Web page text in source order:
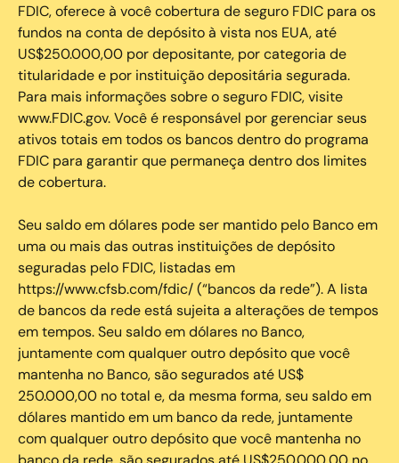
FDIC, oferece à você cobertura de seguro FDIC para os
fundos na conta de depósito à vista nos EUA, até
US$250.000,00 por depositante, por categoria de
titularidade e por instituição depositária segurada.
Para mais informações sobre o seguro FDIC, visite
www.FDIC.gov. Você é responsável por gerenciar seus
ativos totais em todos os bancos dentro do programa
FDIC para garantir que permaneça dentro dos limites
de cobertura.
Seu saldo em dólares pode ser mantido pelo Banco em
uma ou mais das outras instituições de depósito
seguradas pelo FDIC, listadas em
https://www.cfsb.com/fdic/ (“bancos da rede”). A lista
de bancos da rede está sujeita a alterações de tempos
em tempos. Seu saldo em dólares no Banco,
juntamente com qualquer outro depósito que você
mantenha no Banco, são segurados até US$
250.000,00 no total e, da mesma forma, seu saldo em
dólares mantido em um banco da rede, juntamente
com qualquer outro depósito que você mantenha no